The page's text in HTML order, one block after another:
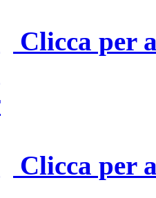
Clicca per
Clicca per